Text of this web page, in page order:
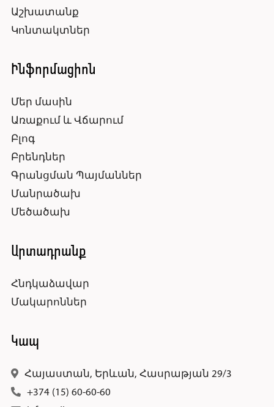
Աշխատանք
Կոնտակտներ
Ինֆորմացիոն
Մեր մասին
Առաքում և Վճարում
Բլոգ
Բրենդներ
Գրանցման Պայմաններ
Մանրածախ
Մեծածախ
Արտադրանք
Հնդկաձավար
Մակարոններ
Կապ
Հայաստան, Երևան, Հասրաթյան 29/3
+374 (15) 60-60-60